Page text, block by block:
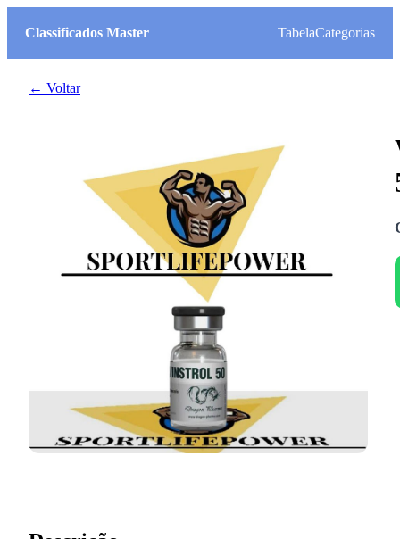
Classificados Master TabelaCategorias
← Voltar